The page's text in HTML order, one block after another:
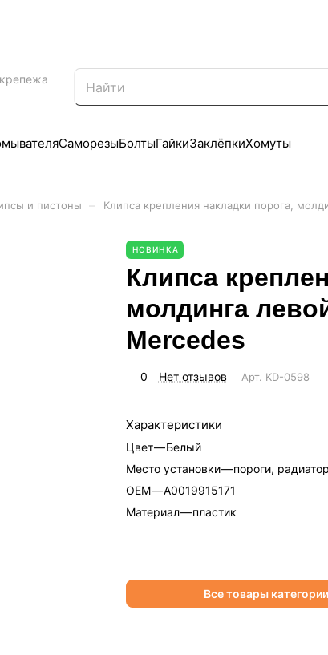
СаморезыБолтыГайкиЗаклёпкиХомуты
и пистоны Клипса крепления накладки порога,
НОВИНКА
Клипса
молдинга
Mercedes
0 Нет отзывов Арт. KD-0598
Характеристики
Цвет—Белый
Место установки—пороги, радиатор
OEM—A0019915171
Материал—пластик
Все товары категории